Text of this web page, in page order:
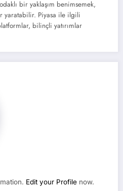
odaklı bir yaklaşım benimsemek,
yaratabilir. Piyasa ile ilgili
bilinçli yatırımlar
Edit your Profile now.